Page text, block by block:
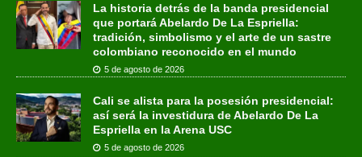
La historia detrás de la banda presidencial
que portará Abelardo De La Espriella:
tradición, simbolismo y el arte de un sastre
colombiano reconocido en el mundo
5 de agosto de 2026
Cali se alista para la posesión presidencial:
así será la investidura de Abelardo De La
Espriella en la Arena USC
5 de agosto de 2026